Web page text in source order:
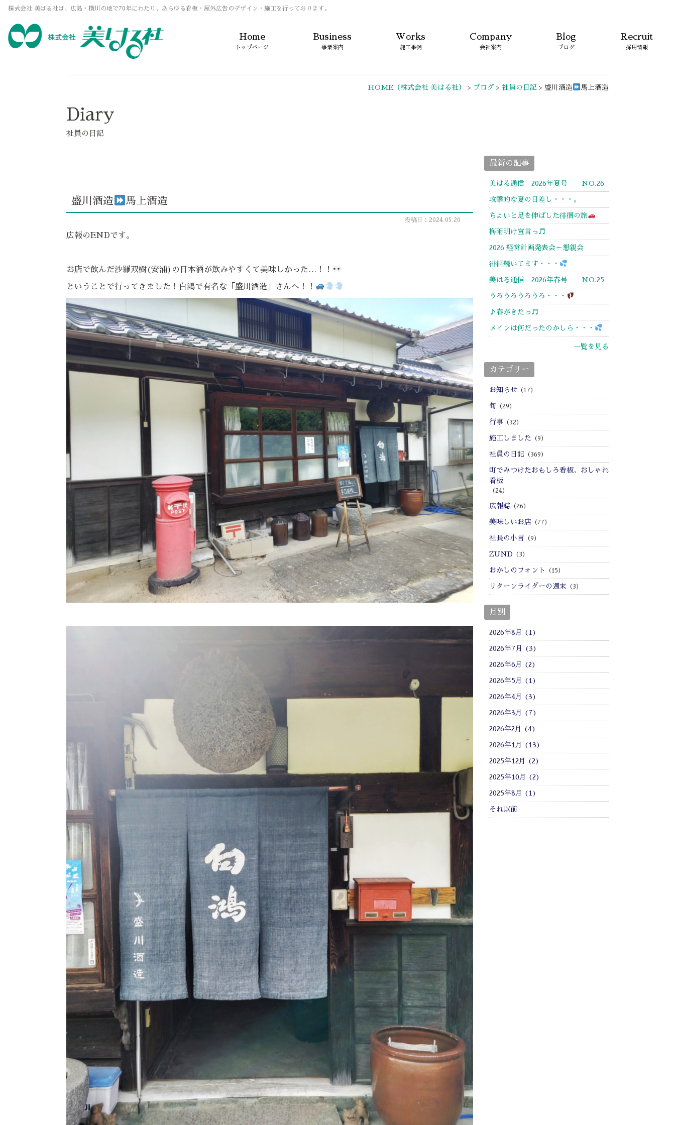
株式会社 美はる社は、広島・横川の地で70年にわたり、あらゆる看板・屋外広告のデザイン・施工を行っております。
Home
トップページ
Business
事業案内
Works
施工事例
Company
会社案内
Blog
ブログ
Recruit
採用情報
HOME （株式会社 美はる社） > ブログ >社員の日記 >盛川酒造 馬上酒造
Diary
社員の日記
盛川酒造 馬上酒造
投稿日：2024.05.20
広報のENDです。
お店で飲んだ沙羅双樹(安浦)の日本酒が飲みやすくて美味しかった…！！
ということで行ってきました！白鴻で有名な「盛川酒造」さんへ！！
最新の記事
美はる通信 2026年夏号 NO.26
攻撃的な夏の日差し・・・。
ちょいと足を伸ばした徘徊の旅
梅雨明け宣言っ♬
2026 経営計画発表会～懇親会
徘徊続いてます・・・
美はる通信 2026年春号 NO.25
うろうろうろうろ・・・
♪春がきたっ♬
メインは何だったのかしら・・・
一覧を見る
カテゴリー
お知らせ（17）
旬 （29）
行事（32）
施工しました （9）
社員の日記 （369）
町でみつけたおもしろ看板、おしゃれ
看板
（24）
広報誌（26）
美味しいお店 （77）
社長の小言（9）
ZUND （3）
おかしのフォント （15）
リターンライダーの週末 （3）
月別
2026年8月 (1)
2026年7月 (3)
2026年6月 (2)
2026年5月 (1)
2026年4月 (3)
2026年3月 (7)
2026年2月 (4)
2026年1月 (13)
2025年12月 (2)
2025年10月 (2)
2025年8月 (1)
それ以前